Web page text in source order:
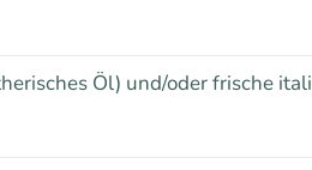
Öl) und/oder frische